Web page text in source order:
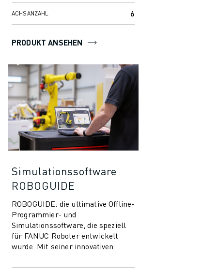
ACHSANZAHL 6
PRODUKT ANSEHEN
Simulationssoftware
ROBOGUIDE
ROBOGUIDE: die ultimative Offline-
Programmier- und
Simulationssoftware, die speziell
für FANUC Roboter entwickelt
wurde. Mit seiner innovativen
ROBOGUIDE den Anwendern die